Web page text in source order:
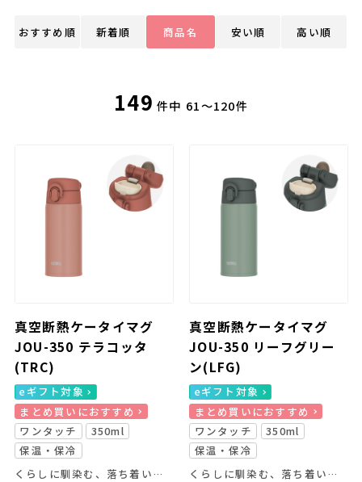
おすすめ順 新着順 商品名 安い順 高い順
149 件中 61～120件
真空断熱ケータイマグ
JOU-350 テラコッタ
(TRC)
eギフト対象
まとめ買いにおすすめ
ワンタッチ
350ml
保温・保冷
くらしに馴染む、落ち着いたカラーリングのケータイマグです。
真空断熱ケータイマグ
JOU-350 リーフグリー
ン(LFG)
eギフト対象
まとめ買いにおすすめ
ワンタッチ
350ml
保温・保冷
くらしに馴染む、落ち着いたカラーリングのケータイマグです。